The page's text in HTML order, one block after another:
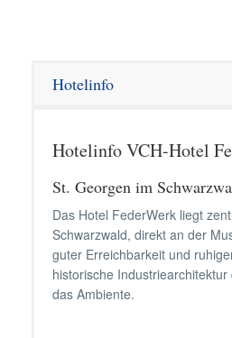
Hotelinfo
Hotelinfo VCH-Hotel
St. Georgen im
Das Hotel FederWerk liegt
Schwarzwald, direkt an der
guter Erreichbarkeit und
historische
das Ambiente.